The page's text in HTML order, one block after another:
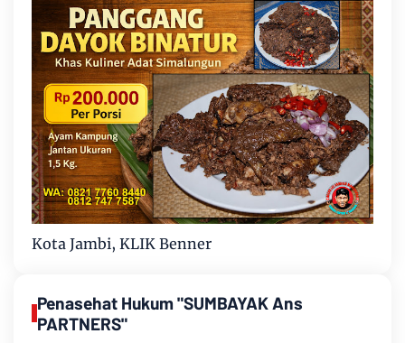
Kota Jambi, KLIK Benner
Penasehat Hukum "SUMBAYAK Ans
PARTNERS"